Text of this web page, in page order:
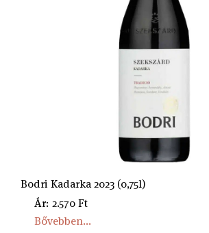
Bodri Kadarka 2023 (0,75l)
Ár: 2.570 Ft
Bővebben...